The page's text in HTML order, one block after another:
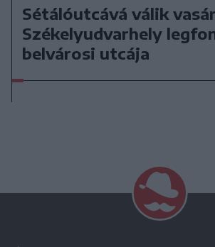
Sétálóutcává válik
Székelyudvarhely
belvárosi utcája